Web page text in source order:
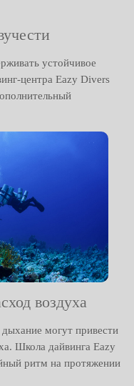
устойчивое
центра Eazy Divers
воздуха
могут привести
Школа дайвинга Eazy
ритм на протяжении